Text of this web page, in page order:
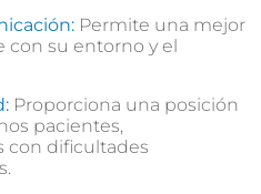
Permite una mejor
con su entorno y el
Proporciona una posición
pacientes,
con dificultades